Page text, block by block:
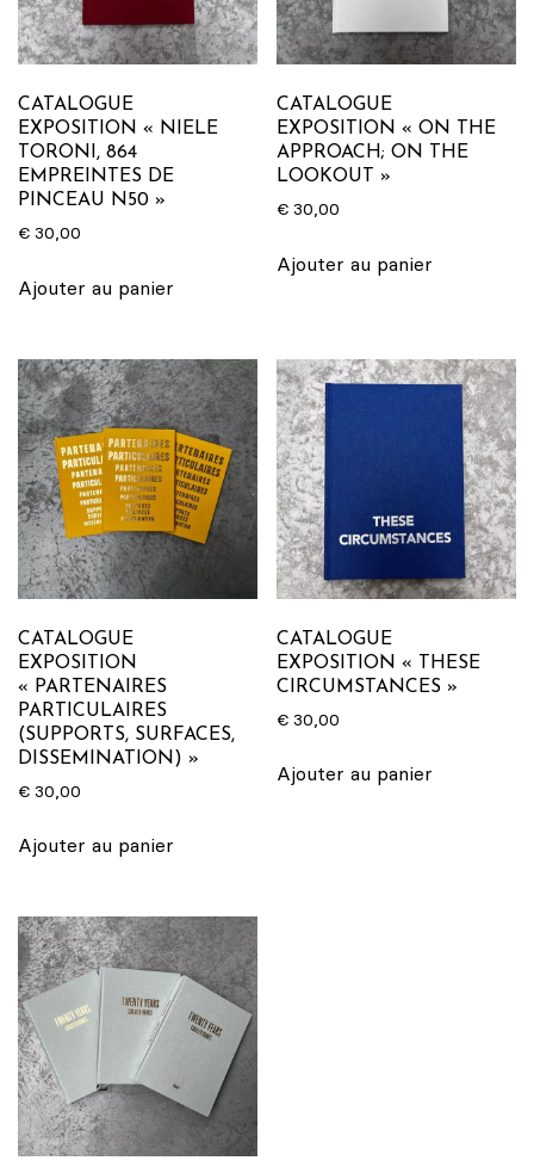
CATALOGUE
EXPOSITION « NIELE
TORONI, 864
EMPREINTES DE
PINCEAU N50 »
€ 30,00
Ajouter au panier
CATALOGUE
EXPOSITION « ON THE
APPROACH; ON THE
LOOKOUT »
€ 30,00
Ajouter au panier
CATALOGUE
EXPOSITION
« PARTENAIRES
PARTICULAIRES
(SUPPORTS, SURFACES,
DISSEMINATION) »
€ 30,00
Ajouter au panier
CATALOGUE
EXPOSITION « THESE
CIRCUMSTANCES »
€ 30,00
Ajouter au panier